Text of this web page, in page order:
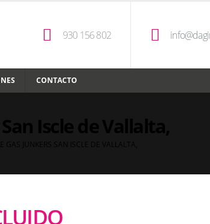
930 156 802
CONTACTO